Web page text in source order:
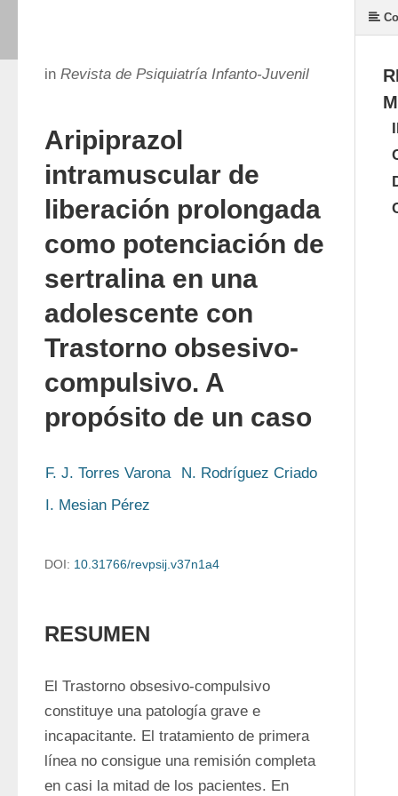
in Revista de Psiquiatría Infanto-Juvenil
Aripiprazol
intramuscular de
liberación prolongada
como potenciación de
sertralina en una
adolescente con
Trastorno obsesivo-
compulsivo. A
propósito de un caso
F. J. Torres Varona
N. Rodríguez Criado
I. Mesian Pérez
DOI: 10.31766/revpsij.v37n1a4
RESUMEN
El Trastorno obsesivo-compulsivo
constituye una patología grave e
incapacitante. El tratamiento de primera
línea no consigue una remisión completa
en casi la mitad de los pacientes. En